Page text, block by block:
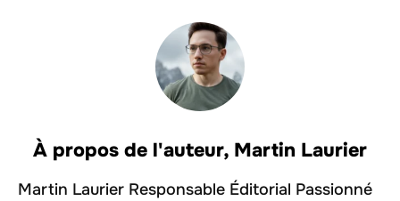
À propos de l'auteur, Martin Laurier
Martin Laurier Responsable Éditorial Passionné